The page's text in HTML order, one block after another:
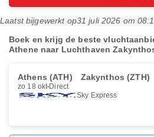
Laatst bijgewerkt op31 juli 2026 om
Boek en krijg de beste
Athene naar Luchthaven
Athens (ATH) Zakynthos (ZTH)
zo 18 okt Direct
Sky Express